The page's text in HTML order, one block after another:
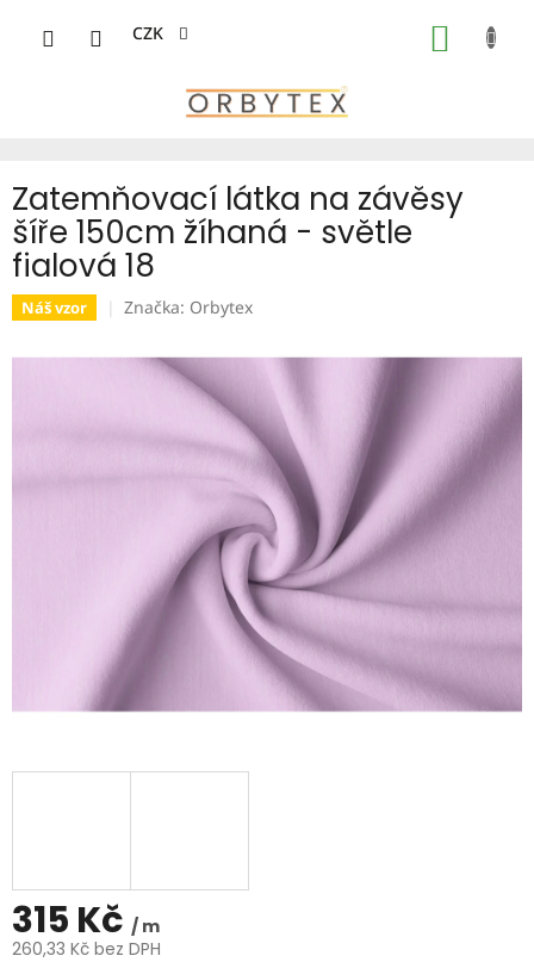
CZK
Zatemňovací látka na závěsy
šíře 150cm žíhaná - světle
fialová 18
Náš vzor Značka: Orbytex
315 Kč / m
260,33 Kč bez DPH